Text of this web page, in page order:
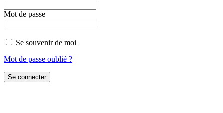
Mot de passe
Se souvenir de moi
Mot de passe oublié ?